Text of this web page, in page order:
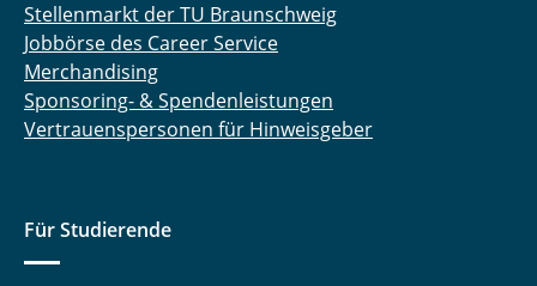
Stellenmarkt der TU Braunschweig
Jobbörse des Career Service
Merchandising
Sponsoring- & Spendenleistungen
Vertrauenspersonen für Hinweisgeber
Für Studierende